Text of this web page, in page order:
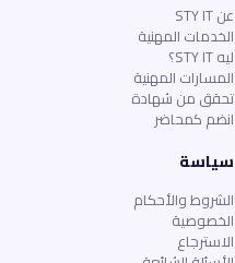
عن STY IT
الخدمات المهنية
ليه STY IT؟
المسارات المهنية
تحقق من شهادة
انضم كمحاضر
سياسة
الشروط والأحكام
الخصوصية
الاسترجاع